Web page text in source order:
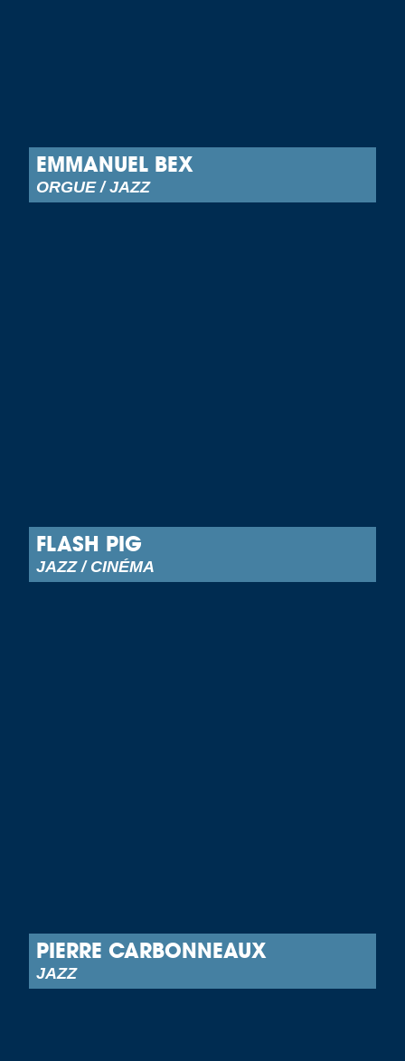
EMMANUEL BEX
ORGUE / JAZZ
FLASH PIG
JAZZ / CINÉMA
PIERRE CARBONNEAUX
JAZZ